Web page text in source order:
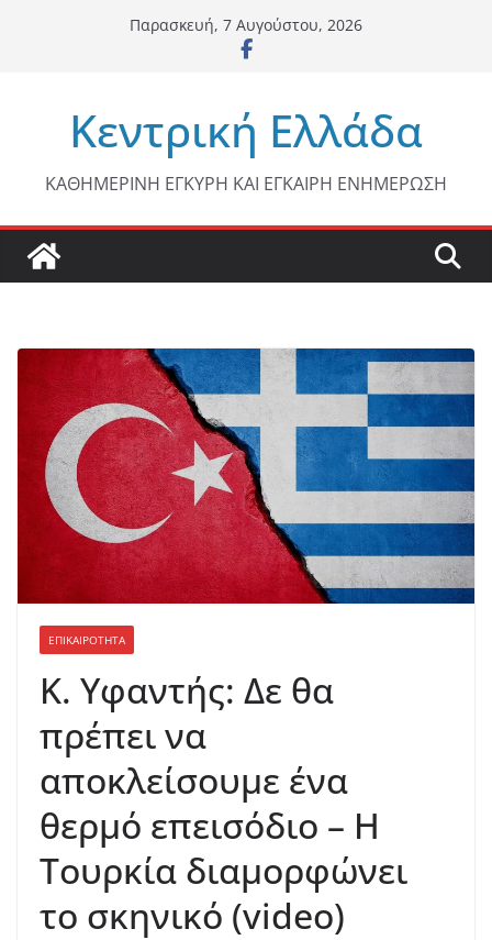
Παρασκευή, 7 Αυγούστου, 2026
Κεντρική Ελλάδα
ΚΑΘΗΜΕΡΙΝΗ ΕΓΚΥΡΗ ΚΑΙ ΕΓΚΑΙΡΗ ΕΝΗΜΕΡΩΣΗ
ΕΠΙΚΑΙΡΟΤΗΤΑ
Κ. Υφαντής: Δε θα
πρέπει να
αποκλείσουμε ένα
θερμό επεισόδιο – Η
Τουρκία διαμορφώνει
το σκηνικό (video)